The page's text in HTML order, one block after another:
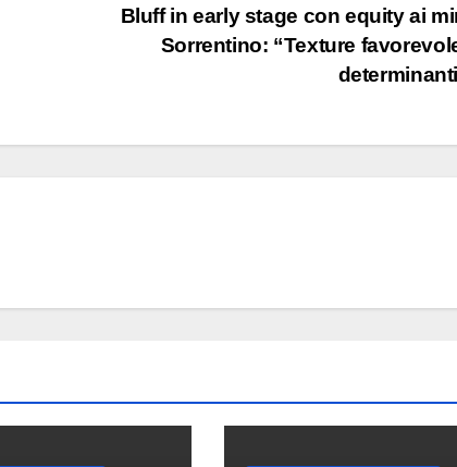
Bluff in early stage con equity ai
Sorrentino: “Texture